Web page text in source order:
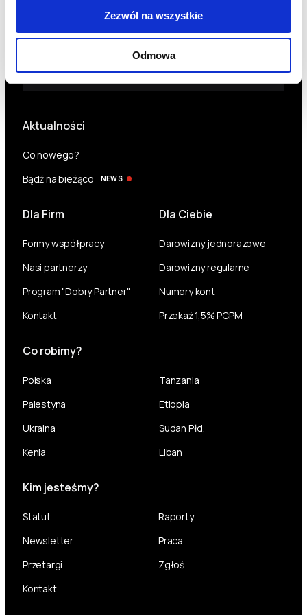
Zezwól na wszystkie
Odmowa
Polityce Prywatności
Aktualności
Co nowego?
Bądź na bieżąco
NEWS
Dla Firm
Formy współpracy
Nasi partnerzy
Program "Dobry Partner"
Kontakt
Dla Ciebie
Darowizny jednorazowe
Darowizny regularne
Numery kont
Przekaż 1,5% PCPM
Co robimy?
Polska
Palestyna
Ukraina
Kenia
Tanzania
Etiopia
Sudan Płd.
Liban
Kim jesteśmy?
Statut
Raporty
Newsletter
Praca
Przetargi
Zgłoś
Kontakt